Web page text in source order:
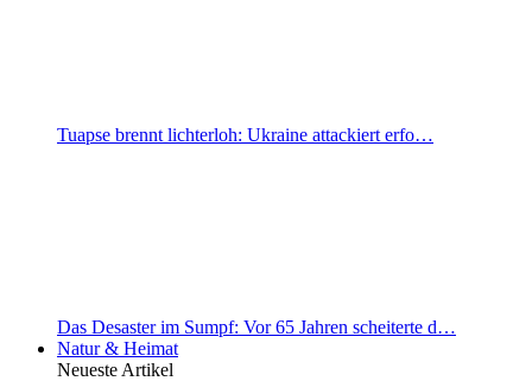
Tuapse brennt lichterloh: Ukraine attackiert erfo…
Das Desaster im Sumpf: Vor 65 Jahren scheiterte d…
Natur & Heimat
Neueste Artikel